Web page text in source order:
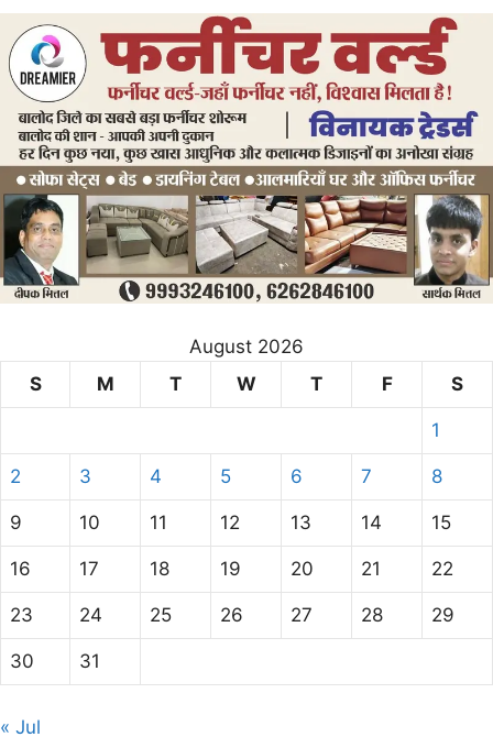
August 2026
S
M T W T F S
1
2 3 4 5 6 7 8
9 10 11 12 13 14 15
16 17 18 19 20 21 22
23 24 25 26 27 28 29
30 31
« Jul